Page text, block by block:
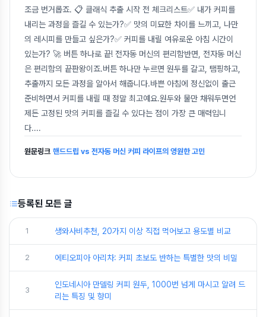
조금 번거롭죠. 📋 클래식 추출 시작 전 체크리스트✅ 내가 커피를
내리는 과정을 즐길 수 있는가?✅ 맛의 미묘한 차이를 느끼고, 나만
의 레시피를 만들고 싶은가?✅ 커피를 내릴 여유로운 아침 시간이
있는가? 🚀 버튼 하나로 끝! 전자동 머신의 편리함반면, 전자동 머신
은 편리함의 끝판왕이죠.버튼 하나만 누르면 원두를 갈고, 탬핑하고,
추출까지 모든 과정을 알아서 해줍니다.바쁜 아침에 정신없이 출근
준비하면서 커피를 내릴 때 정말 최고예요.원두와 물만 채워두면언
제든 고정된 맛의 커피를 즐길 수 있다는 점이 가장 큰 매력입니
다....
원문링크 핸드드립 vs 전자동 머신 커피 라이프의 영원한 고민
등록된 모든 글
1 생와사비추천, 20가지 이상 직접 먹어보고 용도별 비교
2 에티오피아 아리차: 커피 초보도 반하는 특별한 맛의 비밀
3
인도네시아 만델링 커피 원두, 1000번 넘게 마시고 알려 드
리는 특징 및 향미